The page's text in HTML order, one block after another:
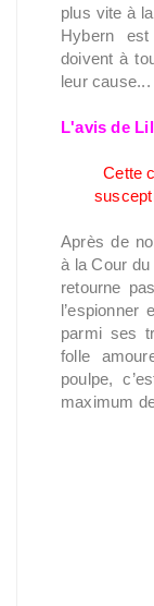
plus vite à
Hybern
doivent à
leur cause...
L'avis de
Cette
Après de
à la Cour du
retourne
l’espionner
parmi ses
folle
poulpe,
maximum